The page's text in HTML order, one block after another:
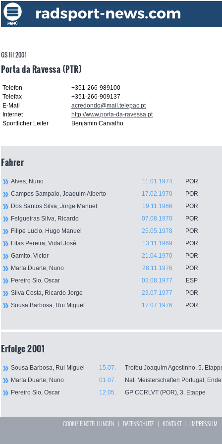
GS III 2001
Porta da Ravessa (PTR)
Telefon
+351-266-989100
Telefax
+351-266-909137
E-Mail
acredondo@mail.telepac.pt
Internet
http://www.porta-da-ravessa.pt
Sportlicher Leiter
Benjamin Carvalho
Fahrer
Alves, Nuno 11.01.1974
POR
Campos Sampaio, Joaquim Alberto
17.02.1970
POR
Dos Santos Silva, Jorge Manuel
19.11.1966
POR
Felgueiras Silva, Ricardo
07.08.1970
POR
Filipe Lucio, Hugo Manuel
25.05.1978
POR
Fitas Pereira, Vidal José
13.11.1969
POR
Gamito, Victor
21.04.1970
POR
Marta Duarte, Nuno
28.11.1976
POR
Pereiro Sio, Oscar
03.08.1977
ESP
Silva Costa, Ricardo Jorge
23.07.1977
POR
Sousa Barbosa, Rui Miguel
17.07.1976 POR
Erfolge 2001
Sousa Barbosa, Rui Miguel Troféu Joaquim Agostinho, 5.
15.07.
Marta Duarte, Nuno
Nat. Meisterschaften Portugal,
01.07.
Pereiro Sio, Oscar
GP CCRLVT (POR), 3. Etappe
12.05.
COOKIE EINSTELLUNGEN | DATENSCHUTZ | KONTAKT| IMPRESSUM